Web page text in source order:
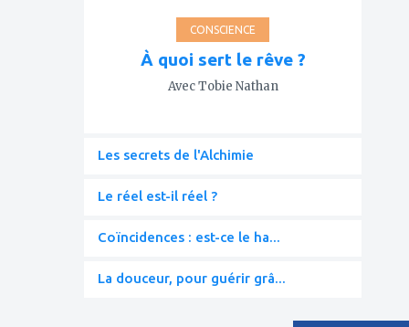
CONSCIENCE
À quoi sert le rêve ?
Avec Tobie Nathan
Les secrets de l'Alchimie
Le réel est-il réel ?
Coïncidences : est-ce le ha...
La douceur, pour guérir grâ...